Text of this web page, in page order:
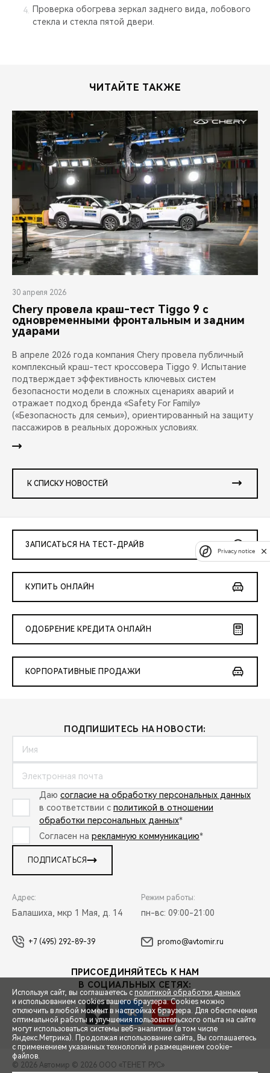
СПЕЦПРЕДЛОЖЕНИЯ
ЗАПИСЬ НА ТЕСТ-ДРАЙВ
Проверка обогрева зеркал заднего вида, лобового
стекла и стекла пятой двери.
ЧИТАЙТЕ ТАКЖЕ
30 апреля 2026
Chery провела краш-тест Tiggo 9 с
одновременными фронтальным и задним
ударами
В апреле 2026 года компания Chery провела публичный
комплексный краш-тест кроссовера Tiggo 9. Испытание
подтверждает эффективность ключевых систем
безопасности модели в сложных сценариях аварий и
отражает подход бренда «Safety For Family»
(«Безопасность для семьи»), ориентированный на защиту
пассажиров в реальных дорожных условиях.
К СПИСКУ НОВОСТЕЙ
ЗАПИСАТЬСЯ НА ТЕСТ-ДРАЙВ
КУПИТЬ ОНЛАЙН
ОДОБРЕНИЕ КРЕДИТА ОНЛАЙН
КОРПОРАТИВНЫЕ ПРОДАЖИ
ПОДПИШИТЕСЬ НА НОВОСТИ:
Даю согласие на обработку персональных данных
в соответствии с политикой в отношении
обработки персональных данных*
Согласен на рекламную коммуникацию*
ПОДПИСАТЬСЯ
Адрес:
Балашиха, мкр 1 Мая, д. 14
Режим работы:
пн-вс: 09:00-21:00
+7 (495) 292-89-39 promo@avtomir.ru
ПРИСОЕДИНЯЙТЕСЬ К НАМ
В СОЦИАЛЬНЫХ СЕТЯХ:
© 2026 Автомир © 2026 ООО «ТЕНЕТ РУС»
Используя сайт, вы соглашаетесь с политикой обработки данных
и использованием cookies вашего браузера. Cookies можно
отключить в любой момент в настройках браузера. Для обеспечения
оптимальной работы и улучшения пользовательского опыта на сайте
могут использоваться системы веб-аналитики (в том числе
Яндекс.Метрика). Продолжая использование сайта, Вы соглашаетесь
с применением указанных технологий и размещением cookie-
файлов.
Privacy notice